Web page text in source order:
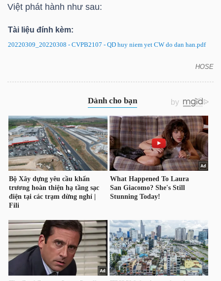
Việt phát hành như sau:
Tài liệu đính kèm:
20220309_20220308 - CVPB2107 - QD huy niem yet CW do dan han.pdf
HOSE
ĐỘNG
HÀNG
HÓA
KINH
TẾ
THẾ
GIỚI